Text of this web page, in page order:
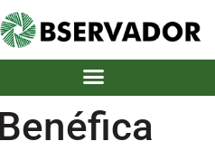
Benéfica